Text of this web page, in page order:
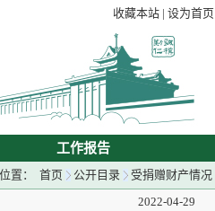
收藏本站 | 设为首页
工作报告
置： 首页 公开目录
受捐赠财产情况
2022-04-29